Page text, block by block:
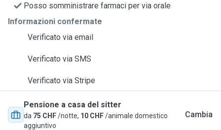
Posso somministrare farmaci per via orale
Informazioni confermate
Verificato via email
Verificato via SMS
Verificato via Stripe
Pensione a casa del sitter
da 75 CHF/notte, 10 CHF/animale domestico
aggiuntivo
Cambia